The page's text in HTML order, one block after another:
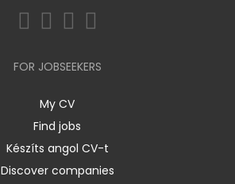
FOR JOBSEEKERS
My CV
Find jobs
Készíts angol CV-t
Discover companies